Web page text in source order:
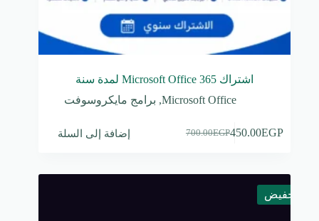
اشتراك Microsoft Office 365 لمدة سنة
Microsoft Office
, برامج مايكروسوفت
700.00EGP
السعر450.00EGP
السعر
إضافة إلى السلة
تخفيض